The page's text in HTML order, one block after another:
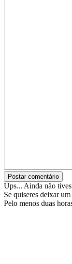
Postar comentário
Ups... Ainda não
Se quiseres deixar
Pelo menos duas